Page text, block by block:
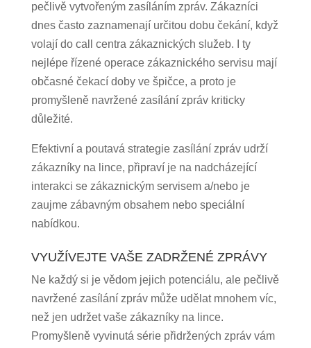
pečlivě vytvořeným zasíláním zpráv. Zákazníci
dnes často zaznamenají určitou dobu čekání, když
volají do call centra zákaznických služeb. I ty
nejlépe řízené operace zákaznického servisu mají
občasné čekací doby ve špičce, a proto je
promyšleně navržené zasílání zpráv kriticky
důležité.
Efektivní a poutavá strategie zasílání zpráv udrží
zákazníky na lince, připraví je na nadcházející
interakci se zákaznickým servisem a/nebo je
zaujme zábavným obsahem nebo speciální
nabídkou.
VYUŽÍVEJTE VAŠE ZADRŽENÉ ZPRÁVY
Ne každý si je vědom jejich potenciálu, ale pečlivě
navržené zasílání zpráv může udělat mnohem víc,
než jen udržet vaše zákazníky na lince.
Promyšleně vyvinutá série přidržených zpráv vám